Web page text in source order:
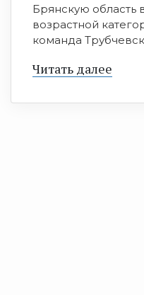
Брянскую область
возрастной
команда
Читать далее